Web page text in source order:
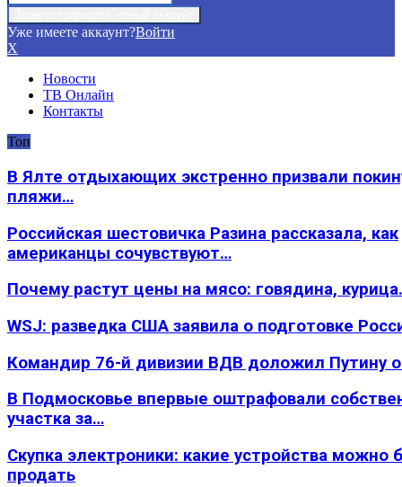
Уже имеете аккаунт?Войти
X
Новости
ТВ Онлайн
Контакты
Топ
В Ялте отдыхающих экстренно призвали
пляжи…
Российская шестовичка Разина рассказала, как
американцы сочувствуют…
Почему растут цены на мясо: говядина,
WSJ: разведка США заявила о подготовке
Командир 76-й дивизии ВДВ доложил Путину
В Подмосковье впервые оштрафовали
участка за…
Скупка электроники: какие устройства можно
продать